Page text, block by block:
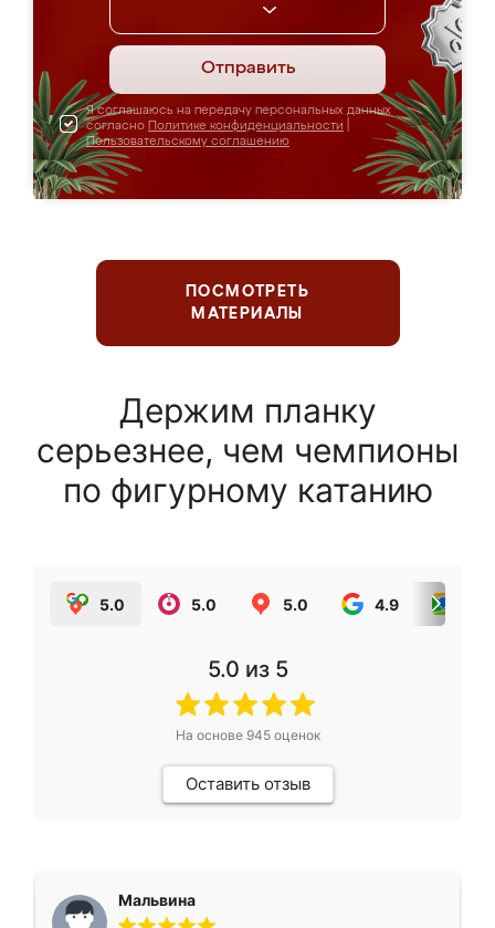
Отправить
Я соглашаюсь на передачу персональных данных
согласно Политике конфиденциальности
Пользовательскому соглашению
ПОСМОТРЕТЬ
МАТЕРИАЛЫ
Держим планку
серьезнее, чем чемпионы
по фигурному катанию
5.0 5.0 5.0 4.9
5.0 из 5
На основе 945оценок
Оставить отзыв
Мальвина